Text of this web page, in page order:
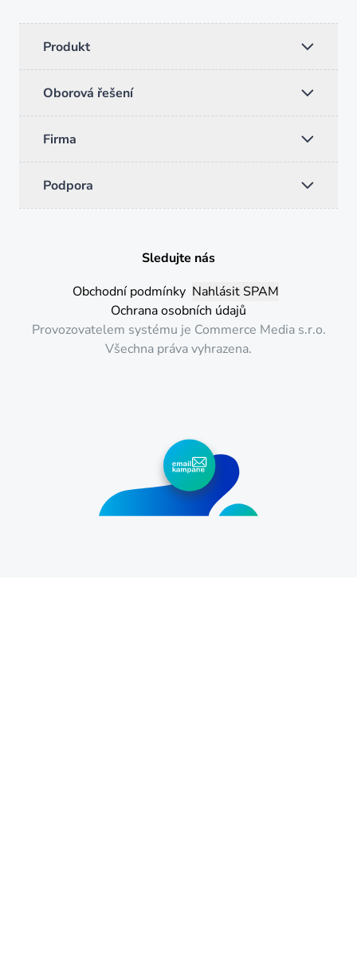
Produkt
Oborová řešení
Firma
Podpora
Sledujte nás
Instagam
LinkedIn
Facebook
YouTube
Obchodní podmínky Nahlásit SPAM
Ochrana osobních údajů
Provozovatelem systému je Commerce Media s.r.o.
Všechna práva vyhrazena.